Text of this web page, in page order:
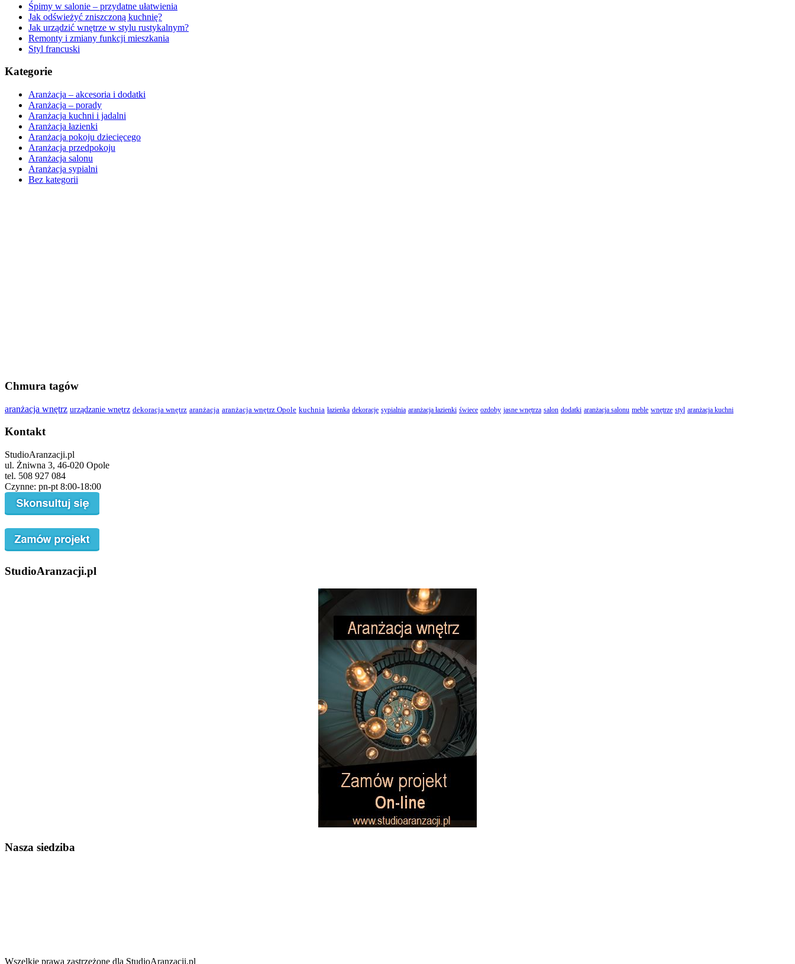
Śpimy w salonie – przydatne ułatwienia
Jak odświeżyć zniszczoną kuchnię?
Jak urządzić wnętrze w stylu rustykalnym?
Remonty i zmiany funkcji mieszkania
Styl francuski
Kategorie
Aranżacja – akcesoria i dodatki
Aranżacja – porady
Aranżacja kuchni i jadalni
Aranżacja łazienki
Aranżacja pokoju dziecięcego
Aranżacja przedpokoju
Aranżacja salonu
Aranżacja sypialni
Bez kategorii
Chmura tagów
aranżacja wnętrz urządzanie wnętrz dekoracja wnętrz aranżacja aranżacja wnętrz Opole kuchnia łazienka dekoracje sypialnia aranżacja łazienki świece ozdoby jasne wnętrza salon dodatki aranżacja salonu meble wnętrze styl aranżacja kuchni
Kontakt
StudioAranzacji.pl
ul. Żniwna 3, 46-020 Opole
tel. 508 927 084
Czynne: pn-pt 8:00-18:00
StudioAranzacji.pl
Nasza siedziba
Wszelkie prawa zastrzeżone dla StudioAranzacji.pl